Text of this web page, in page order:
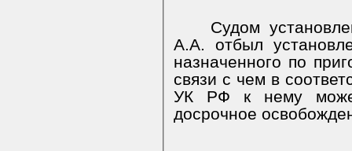
Судом
А.А. отбыл
назначенного по
связи с чем в
УК РФ к нему
досрочное